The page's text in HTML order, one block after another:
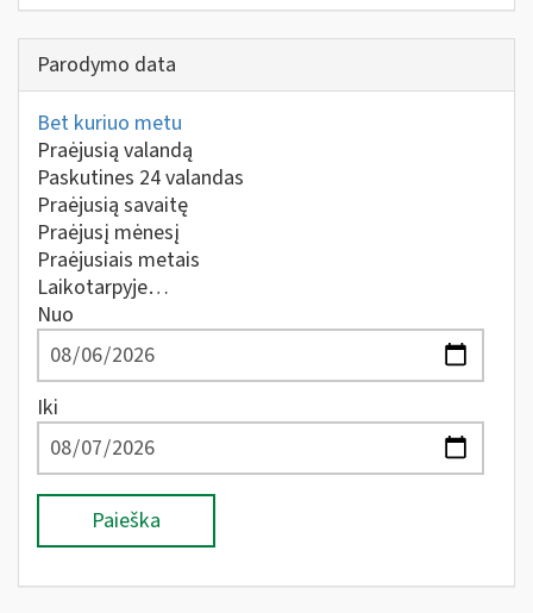
Parodymo data
Bet kuriuo metu
Praėjusią valandą
Paskutines 24 valandas
Praėjusią savaitę
Praėjusį mėnesį
Praėjusiais metais
Laikotarpyje…
Nuo
Iki
Paieška